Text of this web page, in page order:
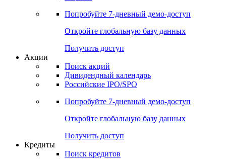
Cbonds Pages
Опросы
Попробуйте7-дневный
Откройте глобальную базу данных
Получить доступ
Поиск акций
Российские IPO/SPO
Попробуйте7-дневный
Откройте глобальную базу данных